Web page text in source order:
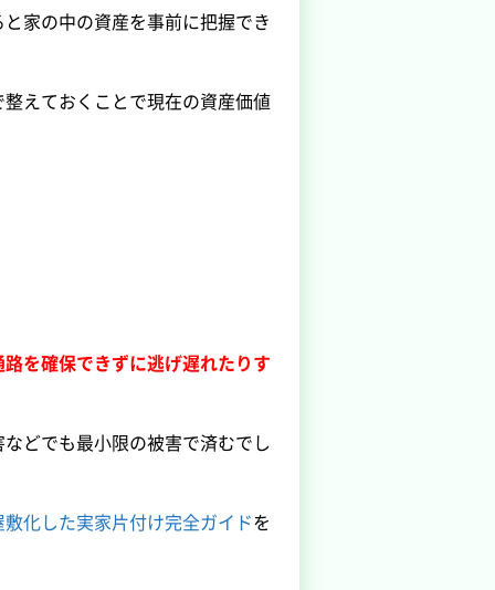
家の中の資産を事前に把握でき
えておくことで現在の資産価値
を確保できずに逃げ遅れたりす
どでも最小限の被害で済むでし
化した実家片付け完全ガイドを